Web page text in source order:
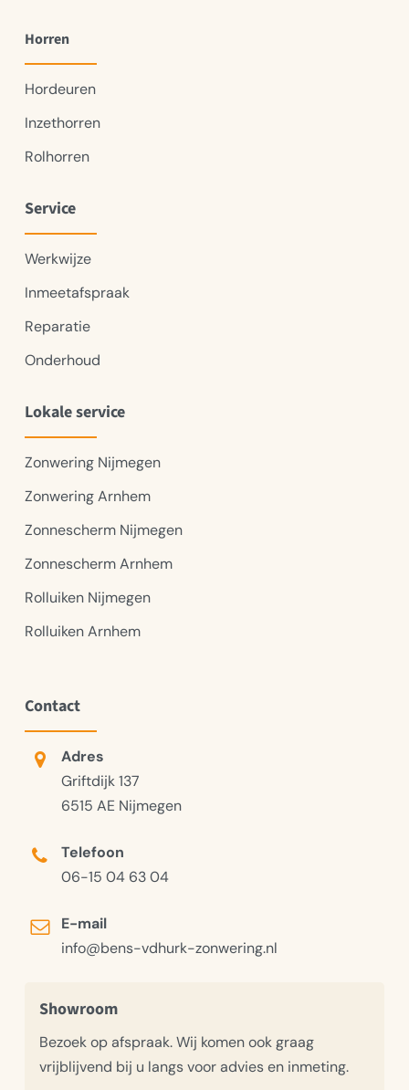
Horren
Hordeuren
Inzethorren
Rolhorren
Service
Werkwijze
Inmeetafspraak
Reparatie
Onderhoud
Lokale service
Zonwering Nijmegen
Zonwering Arnhem
Zonnescherm Nijmegen
Zonnescherm Arnhem
Rolluiken Nijmegen
Rolluiken Arnhem
Contact
Adres
Griftdijk 137
6515 AE Nijmegen
Telefoon
06-15 04 63 04
E-mail
info@bens-vdhurk-zonwering.nl
Showroom
Bezoek op afspraak. Wij komen ook graag
vrijblijvend bij u langs voor advies en inmeting.